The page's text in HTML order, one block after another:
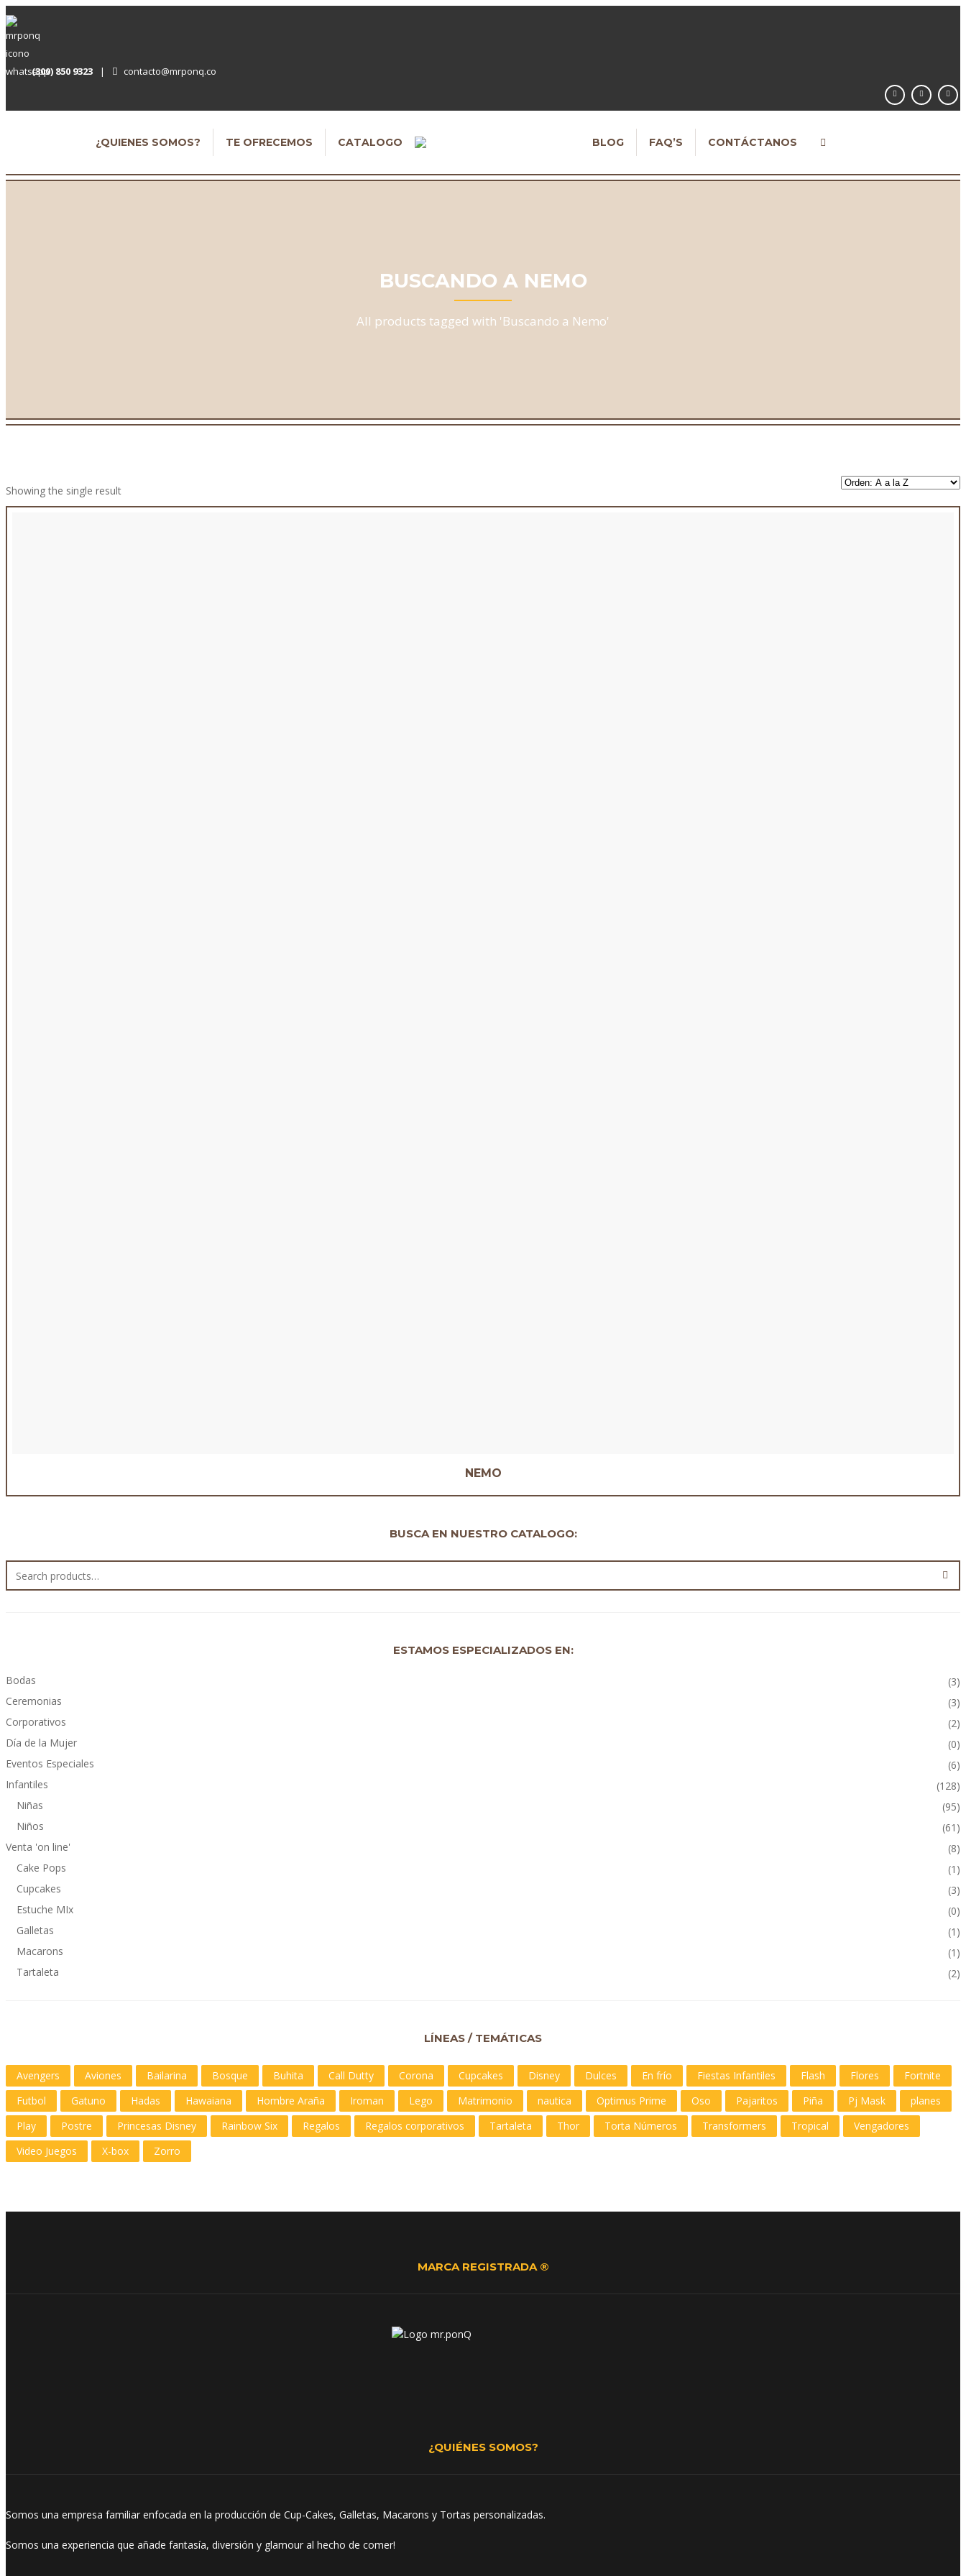
(300) 850 9323 | contacto@mrponq.co
¿QUIENES SOMOS? TE OFRECEMOS CATALOGO BLOG FAQ’S CONTÁCTANOS
BUSCANDO A NEMO
All products tagged with 'Buscando a Nemo'
Showing the single result
NEMO
BUSCA EN NUESTRO CATALOGO:
ESTAMOS ESPECIALIZADOS EN:
Bodas
(3)
Ceremonias
(3)
Corporativos
(2)
Día de la Mujer
(0)
Eventos Especiales
(6)
Infantiles
(128)
Niñas
(95)
Niños
(61)
Venta 'on line'
(8)
Cake Pops
(1)
Cupcakes
(3)
Estuche MIx
(0)
Galletas
(1)
Macarons
(1)
Tartaleta
(2)
LÍNEAS / TEMÁTICAS
Avengers Aviones Bailarina Bosque Buhita Call Dutty Corona Cupcakes Disney Dulces En frío Fiestas Infantiles Flash Flores
Fortnite
Futbol
Gatuno Hadas Hawaiana Hombre Araña Iroman Lego Matrimonio nautica Optimus Prime Oso Pajaritos Piña Pj Mask
planes
Play
Postre Princesas Disney Rainbow Six Regalos Regalos corporativos Tartaleta Thor Torta Números Transformers Tropical
Vengadores
Video Juegos
X-box Zorro
MARCA REGISTRADA ®
¿QUIÉNES SOMOS?
Somos una empresa familiar enfocada en la producción de Cup-Cakes, Galletas, Macarons y Tortas personalizadas.
Somos una experiencia que añade fantasía, diversión y glamour al hecho de comer!